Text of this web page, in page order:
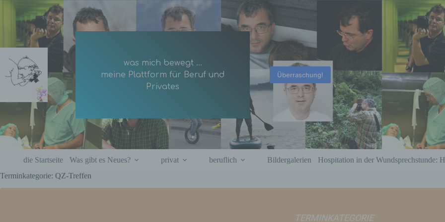
springen
was mich bewegt ...
meine Plattform für Beruf und
Privates
Überraschung!
die Startseite Was gibt es Neues? privat beruflich Bildergalerien Hospitation in der Wundsprechstunde:
Terminkategorie: QZ-Treffen
TERMINKATEGORIE